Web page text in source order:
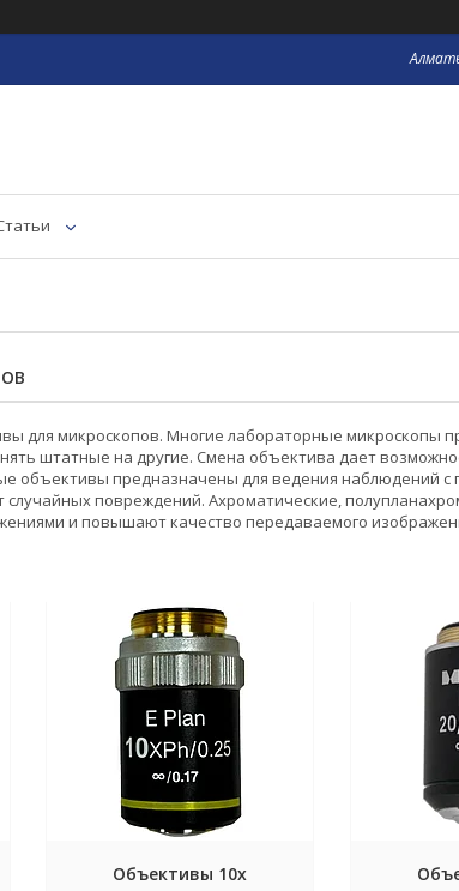
для микроскопов. Многие лабораторные микроскопы
штатные на другие. Смена объектива дает
объективы предназначены для ведения наблюдений
повреждений. Ахроматические,
и повышают качество передаваемого
Объективы 10х